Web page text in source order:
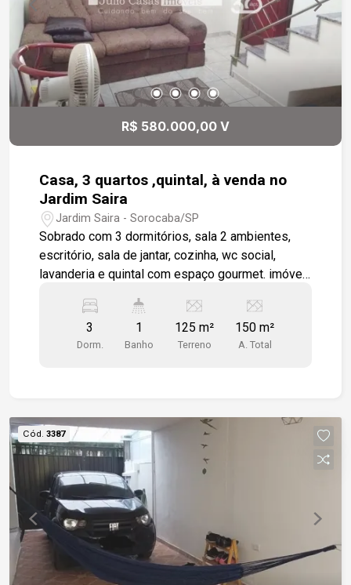
Parte superior toda em piso frio e moldura de
gesso.
R$ 580.000,00 V
Casa, 3 quartos ,quintal, à venda no
Jardim Saira
Jardim Saira - Sorocaba/SP
Sobrado com 3 dormitórios, sala 2 ambientes,
escritório, sala de jantar, cozinha, wc social,
lavanderia e quintal com espaço gourmet. imóvel
com revestimento até o teto.
3
Dorm.
1
Banho
125 m²
Terreno
150 m²
A. Total
Cód. 3387